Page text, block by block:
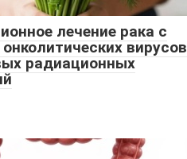
лечение рака с
вирусов
радиационных